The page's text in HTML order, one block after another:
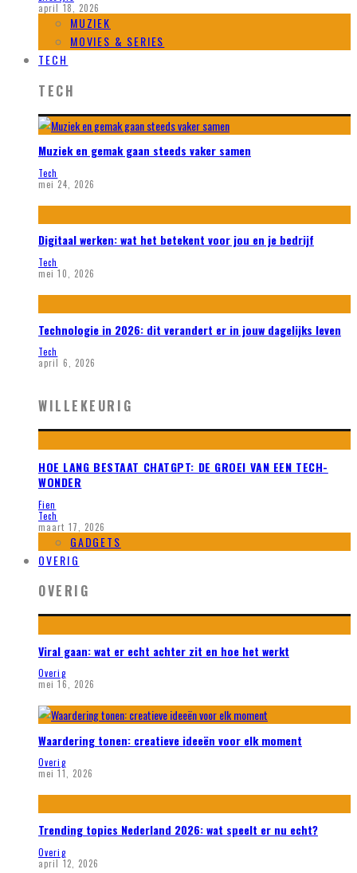
april 18, 2026
MUZIEK
MOVIES & SERIES
TECH
TECH
Muziek en gemak gaan steeds vaker samen
Tech
mei 24, 2026
Digitaal werken: wat het betekent voor jou en je bedrijf
Tech
mei 10, 2026
Technologie in 2026: dit verandert er in jouw dagelijks leven
Tech
april 6, 2026
WILLEKEURIG
HOE LANG BESTAAT CHATGPT: DE GROEI VAN EEN TECH-
WONDER
Fien
Tech
maart 17, 2026
GADGETS
OVERIG
OVERIG
Viral gaan: wat er echt achter zit en hoe het werkt
Overig
mei 16, 2026
Waardering tonen: creatieve ideeën voor elk moment
Overig
mei 11, 2026
Trending topics Nederland 2026: wat speelt er nu echt?
Overig
april 12, 2026